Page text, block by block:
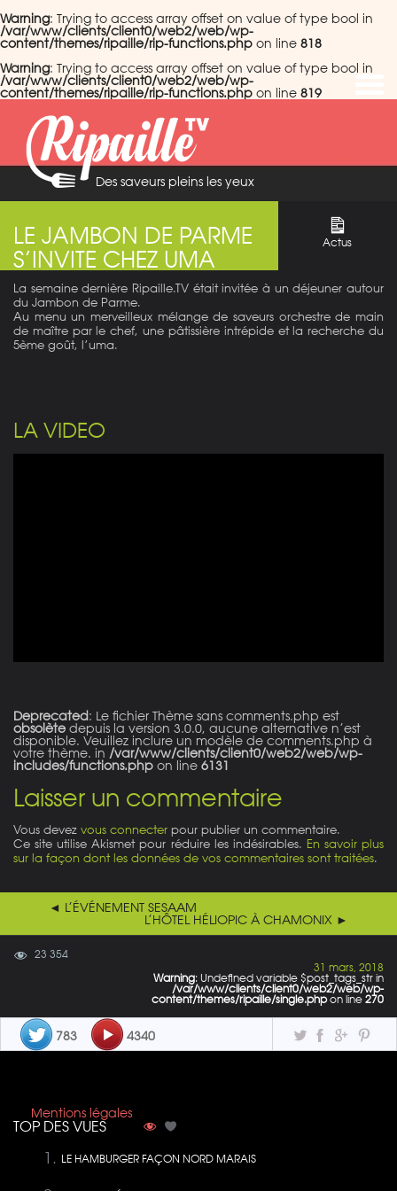
Warning: Trying to access array offset on value of type bool in
/var/www/clients/client0/web2/web/wp-
content/themes/ripaille/rip-functions.php on line 818
Warning: Trying to access array offset on value of type bool in
/var/www/clients/client0/web2/web/wp-
content/themes/ripaille/rip-functions.php on line 819
Des saveurs pleins les yeux
LE JAMBON DE PARME
S’INVITE CHEZ UMA
Actus
La semaine dernière Ripaille.TV était invitée à un déjeuner autour
du Jambon de Parme.
Au menu un merveilleux mélange de saveurs orchestre de main
de maître par le chef, une pâtissière intrépide et la recherche du
5ème goût, l’uma.
LA VIDEO
Deprecated: Le fichier Thème sans comments.php est
obsolète depuis la version 3.0.0, aucune alternative n’est
disponible. Veuillez inclure un modèle de comments.php à
votre thème. in /var/www/clients/client0/web2/web/wp-
includes/functions.php on line 6131
Laisser un commentaire
Vous devez vous connecter pour publier un commentaire.
Ce site utilise Akismet pour réduire les indésirables. En savoir plus
sur la façon dont les données de vos commentaires sont traitées.
◄ L’ÉVÉNEMENT SESAAM
L’HÔTEL HÉLIOPIC À CHAMONIX ►
23 354
31 mars, 2018
Warning: Undefined variable $post_tags_str in
/var/www/clients/client0/web2/web/wp-
content/themes/ripaille/single.phpon line 270
783 4340
Mentions légales
TOP DES VUES
LE HAMBURGER FAÇON NORD MARAIS